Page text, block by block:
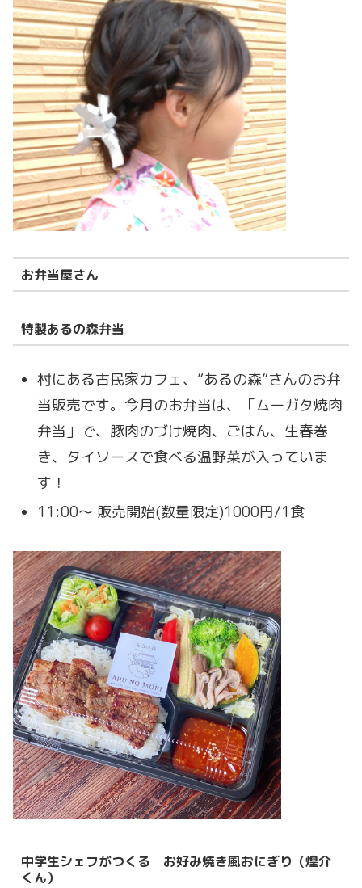
お弁当屋さん
特製あるの森弁当
村にある古⺠家カフェ、”あるの森”さんのお弁
当販売です。今月のお弁当は、「ムーガタ焼肉
弁当」で、豚肉のづけ焼肉、ごはん、生春巻
き、タイソースで食べる温野菜が入っていま
す！
11:00〜 販売開始(数量限定)1000円/1食
中学生シェフがつくる お好み焼き風おにぎり（煌介
くん）